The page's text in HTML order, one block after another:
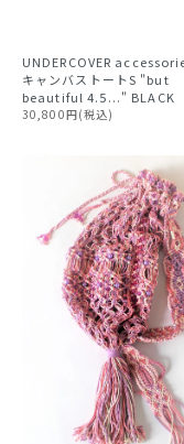
UNDERCOVER
キャンバストートS "but
beautiful 4.5..." BLACK
30,800円(税込)